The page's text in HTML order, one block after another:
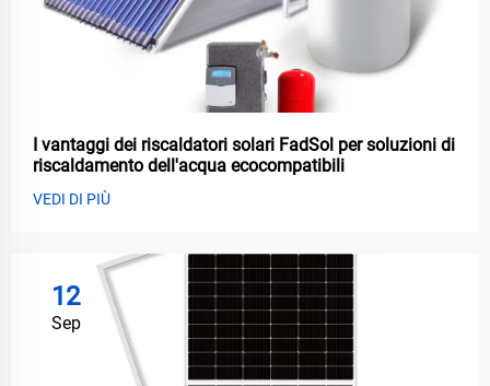
I vantaggi dei riscaldatori solari FadSol per soluzioni di
riscaldamento dell'acqua ecocompatibili
VEDI DI PIÙ
12
Sep